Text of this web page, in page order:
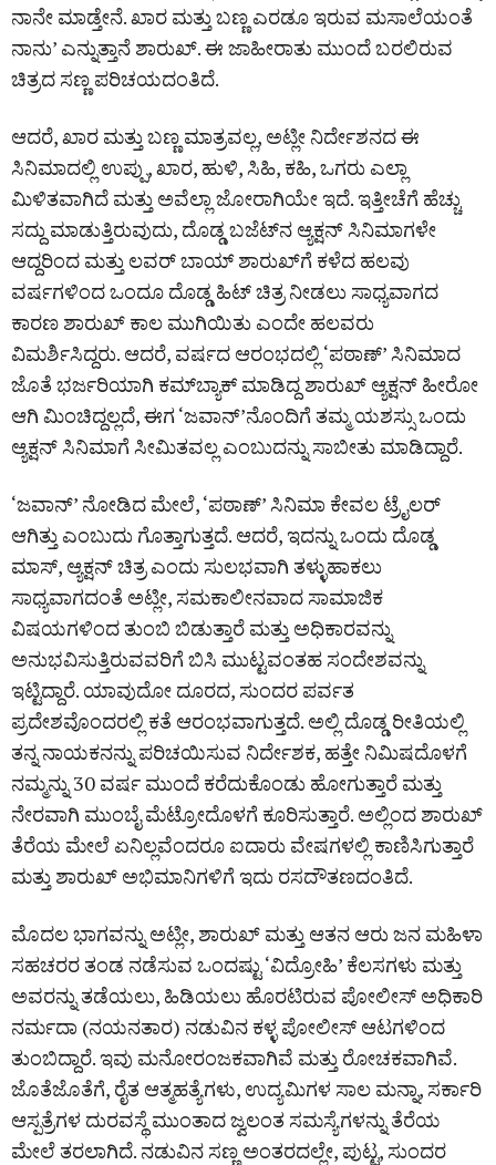
ನಾನೇ ಮಾಡ್ತೇನೆ. ಖಾರ ಮತ್ತು ಬಣ್ಣ ಎರಡೂ ಇರುವ ಮಸಾಲೆಯಂತೆ
ನಾನು’ ಎನ್ನುತ್ತಾನೆ ಶಾರುಖ್. ಈ ಜಾಹೀರಾತು ಮುಂದೆ ಬರಲಿರುವ
ಚಿತ್ರದ ಸಣ್ಣ ಪರಿಚಯದಂತಿದೆ.
ಆದರೆ, ಖಾರ ಮತ್ತು ಬಣ್ಣ ಮಾತ್ರವಲ್ಲ, ಅಟ್ಲೀ ನಿರ್ದೇಶನದ ಈ
ಸಿನಿಮಾದಲ್ಲಿ ಉಪ್ಪು, ಖಾರ, ಹುಳಿ, ಸಿಹಿ, ಕಹಿ, ಒಗರು ಎಲ್ಲಾ
ಮಿಳಿತವಾಗಿದೆ ಮತ್ತು ಅವೆಲ್ಲಾ ಜೋರಾಗಿಯೇ ಇದೆ. ಇತ್ತೀಚೆಗೆ ಹೆಚ್ಚು
ಸದ್ದು ಮಾಡುತ್ತಿರುವುದು, ದೊಡ್ಡ ಬಜೆಟ್‌ನ ಆ್ಯಕ್ಷನ್ ಸಿನಿಮಾಗಳೇ
ಆದ್ದರಿಂದ ಮತ್ತು ಲವರ್ ಬಾಯ್ ಶಾರುಖ್‌ಗೆ ಕಳೆದ ಹಲವು
ವರ್ಷಗಳಿಂದ ಒಂದೂ ದೊಡ್ಡ ಹಿಟ್ ಚಿತ್ರ ನೀಡಲು ಸಾಧ್ಯವಾಗದ
ಕಾರಣ ಶಾರುಖ್ ಕಾಲ ಮುಗಿಯಿತು ಎಂದೇ ಹಲವರು
ವಿಮರ್ಶಿಸಿದ್ದರು. ಆದರೆ, ವರ್ಷದ ಆರಂಭದಲ್ಲಿ ‘ಪಠಾಣ್’ ಸಿನಿಮಾದ
ಜೊತೆ ಭರ್ಜರಿಯಾಗಿ ಕಮ್‌ಬ್ಯಾಕ್ ಮಾಡಿದ್ದ ಶಾರುಖ್ ಆ್ಯಕ್ಷನ್ ಹೀರೋ
ಆಗಿ ಮಿಂಚಿದ್ದಲ್ಲದೆ, ಈಗ ‘ಜವಾನ್‌’ನೊಂದಿಗೆ ತಮ್ಮ ಯಶಸ್ಸು ಒಂದು
ಆ್ಯಕ್ಷನ್ ಸಿನಿಮಾಗೆ ಸೀಮಿತವಲ್ಲ ಎಂಬುದನ್ನು ಸಾಬೀತು ಮಾಡಿದ್ದಾರೆ.
‘ಜವಾನ್’ ನೋಡಿದ ಮೇಲೆ, ‘ಪಠಾಣ್’ ಸಿನಿಮಾ ಕೇವಲ ಟ್ರೈಲರ್
ಆಗಿತ್ತು ಎಂಬುದು ಗೊತ್ತಾಗುತ್ತದೆ. ಆದರೆ, ಇದನ್ನು ಒಂದು ದೊಡ್ಡ
ಮಾಸ್, ಆ್ಯಕ್ಷನ್ ಚಿತ್ರ ಎಂದು ಸುಲಭವಾಗಿ ತಳ್ಳುಹಾಕಲು
ಸಾಧ್ಯವಾಗದಂತೆ ಅಟ್ಲೀ, ಸಮಕಾಲೀನವಾದ ಸಾಮಾಜಿಕ
ವಿಷಯಗಳಿಂದ ತುಂಬಿ ಬಿಡುತ್ತಾರೆ ಮತ್ತು ಅಧಿಕಾರವನ್ನು
ಅನುಭವಿಸುತ್ತಿರುವವರಿಗೆ ಬಿಸಿ ಮುಟ್ಟವಂತಹ ಸಂದೇಶವನ್ನು
ಇಟ್ಟಿದ್ದಾರೆ. ಯಾವುದೋ ದೂರದ, ಸುಂದರ ಪರ್ವತ
ಪ್ರದೇಶವೊಂದರಲ್ಲಿ ಕತೆ ಆರಂಭವಾಗುತ್ತದೆ. ಅಲ್ಲಿ ದೊಡ್ಡ ರೀತಿಯಲ್ಲಿ
ತನ್ನ ನಾಯಕನನ್ನು ಪರಿಚಯಿಸುವ ನಿರ್ದೇಶಕ, ಹತ್ತೇ ನಿಮಿಷದೊಳಗೆ
ನಮ್ಮನ್ನು 30 ವರ್ಷ ಮುಂದೆ ಕರೆದುಕೊಂಡು ಹೋಗುತ್ತಾರೆ ಮತ್ತು
ನೇರವಾಗಿ ಮುಂಬೈ ಮೆಟ್ರೋದೊಳಗೆ ಕೂರಿಸುತ್ತಾರೆ. ಅಲ್ಲಿಂದ ಶಾರುಖ್
ತೆರೆಯ ಮೇಲೆ ಏನಿಲ್ಲವೆಂದರೂ ಐದಾರು ವೇಷಗಳಲ್ಲಿ ಕಾಣಿಸಿಗುತ್ತಾರೆ
ಮತ್ತು ಶಾರುಖ್‌ ಅಭಿಮಾನಿಗಳಿಗೆ ಇದು ರಸದೌತಣದಂತಿದೆ.
ಮೊದಲ ಭಾಗವನ್ನು ಅಟ್ಲೀ, ಶಾರುಖ್ ಮತ್ತು ಆತನ ಆರು ಜನ ಮಹಿಳಾ
ಸಹಚರರ ತಂಡ ನಡೆಸುವ ಒಂದಷ್ಟು ‘ವಿದ್ರೋಹಿ’ ಕೆಲಸಗಳು ಮತ್ತು
ಅವರನ್ನು ತಡೆಯಲು, ಹಿಡಿಯಲು ಹೊರಟಿರುವ ಪೋಲೀಸ್ ಅಧಿಕಾರಿ
ನರ್ಮದಾ (ನಯನತಾರ) ನಡುವಿನ ಕಳ್ಳ ಪೋಲೀಸ್ ಆಟಗಳಿಂದ
ತುಂಬಿದ್ದಾರೆ. ಇವು ಮನೋರಂಜಕವಾಗಿವೆ ಮತ್ತು ರೋಚಕವಾಗಿವೆ.
ಜೊತೆಜೊತೆಗೆ, ರೈತ ಆತ್ಮಹತ್ಯೆಗಳು, ಉದ್ಯಮಿಗಳ ಸಾಲ ಮನ್ನಾ, ಸರ್ಕಾರಿ
ಆಸ್ಪತ್ರೆಗಳ ದುರವಸ್ಥೆ ಮುಂತಾದ ಜ್ವಲಂತ ಸಮಸ್ಯೆಗಳನ್ನು ತೆರೆಯ
ಮೇಲೆ ತರಲಾಗಿದೆ. ನಡುವಿನ ಸಣ್ಣ ಅಂತರದಲ್ಲೇ, ಪುಟ್ಟ, ಸುಂದರ